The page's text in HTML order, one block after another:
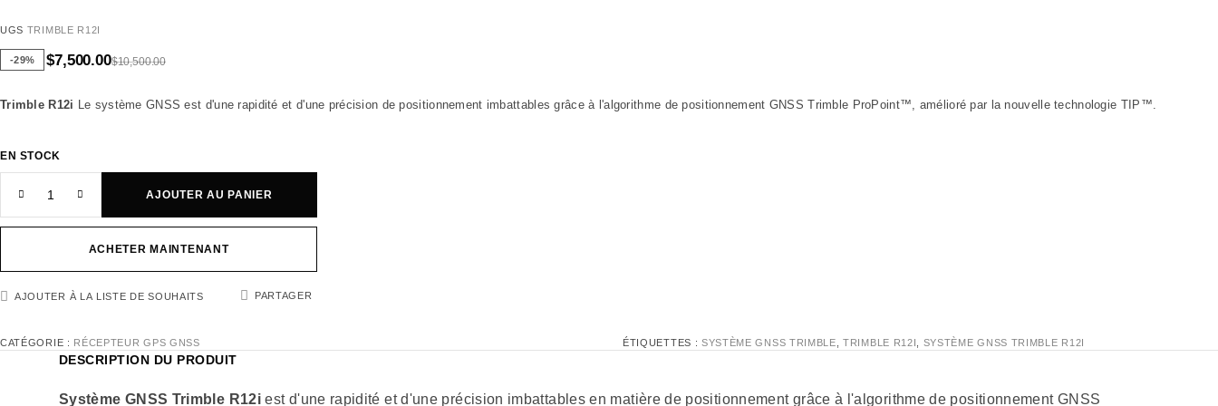
UGS TRIMBLE R12I
-29% $10,500.00
$7,500.00
Trimble R12i Le système GNSS est d'une rapidité et d'une précision de positionnement imbattables grâce à l'algorithme de positionnement GNSS Trimble ProPoint™, amélioré par la nouvelle technologie TIP™.
EN STOCK
AJOUTER AU PANIER
ACHETER MAINTENANT
AJOUTER À LA LISTE DE SOUHAITS PARTAGER
CATÉGORIE : RÉCEPTEUR GPS GNSS ÉTIQUETTES : SYSTÈME GNSS TRIMBLE ,TRIMBLE R12I SYSTÈME GNSS TRIMBLE R12I
DESCRIPTION DU PRODUIT
Système GNSS Trimble R12i est d'une rapidité et d'une précision imbattables en matière de positionnement grâce à l'algorithme de positionnement GNSS